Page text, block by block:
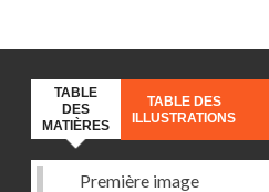
TABLE
DES
MATIÈRES
TABLE DES
ILLUSTRATIONS
Première image